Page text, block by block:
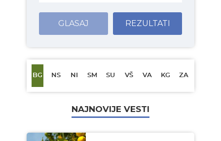
GLASAJ REZULTATI
BG NS NI SM SU VŠ VA KG ZA
NAJNOVIJE VESTI